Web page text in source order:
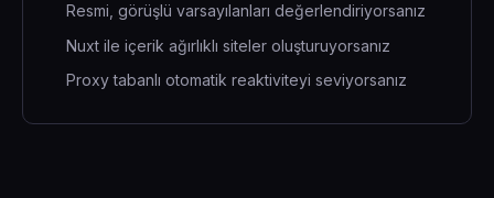
Resmi, görüşlü varsayılanları değerlendiriyorsanız
Nuxt ile içerik ağırlıklı siteler oluşturuyorsanız
Proxy tabanlı otomatik reaktiviteyi seviyorsanız